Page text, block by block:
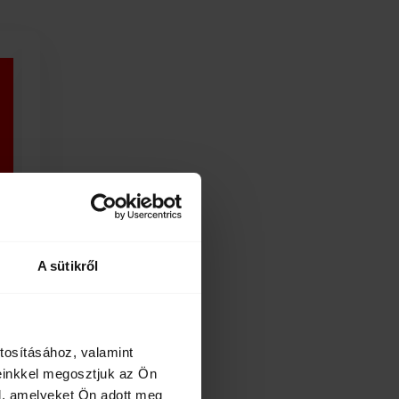
A sütikről
valamint
megosztjuk az Ön
amelyeket Ön adott meg